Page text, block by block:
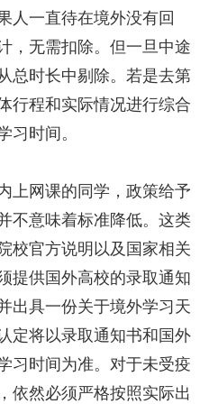
一直待在境外没有回
，无需扣除。但一旦中途
总时长中剔除。若是去第
行程和实际情况进行综合
习时间。
网课的同学，政策给予
不意味着标准降低。这类
校官方说明以及国家相关
提供国外高校的录取通知
出具一份关于境外学习天
定将以录取通知书和国外
习时间为准。对于未受疫
依然必须严格按照实际出